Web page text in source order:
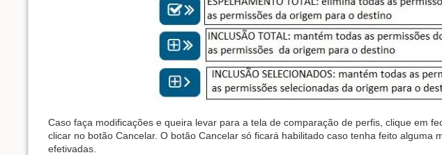
Caso faça modificações e queira levar para a tela de comparação de perfis, clique em
clicar no botão Cancelar. O botão Cancelar só ficará habilitado caso tenha feito
efetivadas.